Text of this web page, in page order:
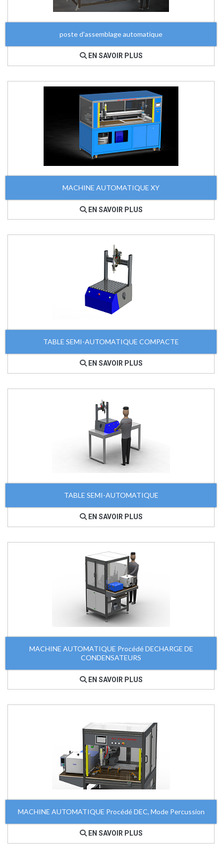
poste d'assemblage automatique
EN SAVOIR PLUS
MACHINE AUTOMATIQUE XY
EN SAVOIR PLUS
TABLE SEMI-AUTOMATIQUE COMPACTE
EN SAVOIR PLUS
TABLE SEMI-AUTOMATIQUE
EN SAVOIR PLUS
MACHINE AUTOMATIQUE Procédé DECHARGE DE
CONDENSATEURS
EN SAVOIR PLUS
MACHINE AUTOMATIQUE Procédé DEC, Mode Percussion
EN SAVOIR PLUS